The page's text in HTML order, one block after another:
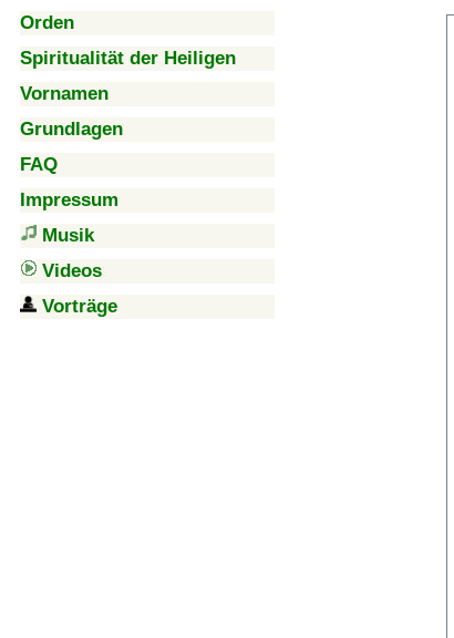
Orden
Spiritualität der Heiligen
Vornamen
Grundlagen
FAQ
Impressum
Musik
Videos
Vorträge